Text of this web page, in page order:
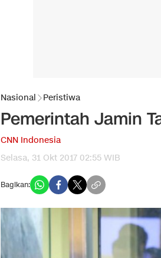
Nasional Peristiwa
Pemerintah Jamin
CNN Indonesia
Selasa, 31 Okt 2017 02:55 WIB
Bagikan: